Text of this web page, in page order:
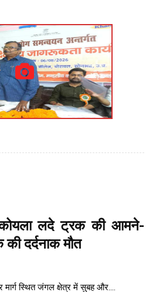
लदे ट्रक की आमने-
दर्दनाक मौत
मार्ग स्थित जंगल क्षेत्र में सुबह और....